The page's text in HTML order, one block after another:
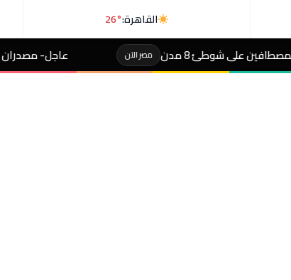
القاهرة:26°
مصر الآن عاجل- مصدران لـ«رويترز»: